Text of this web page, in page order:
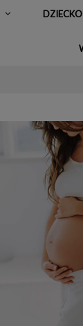
DZIECKO